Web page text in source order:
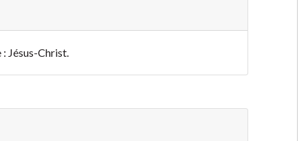
: Jésus-Christ.